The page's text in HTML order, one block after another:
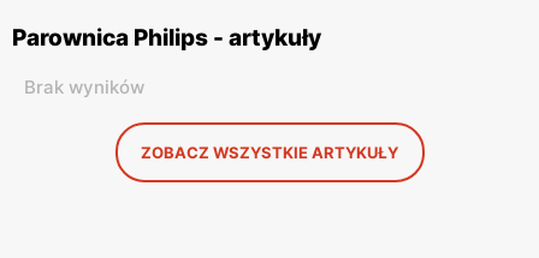
Parownica Philips - artykuły
Brak wyników
ZOBACZ WSZYSTKIE ARTYKUŁY